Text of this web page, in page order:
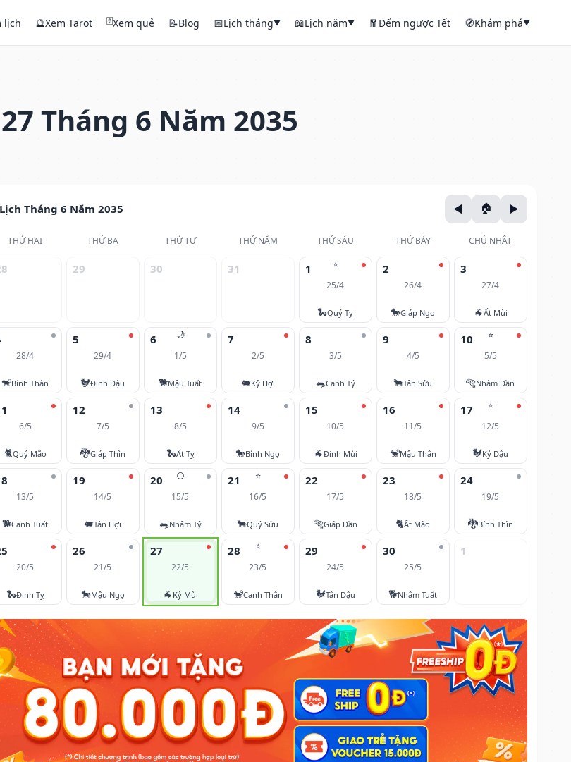
lịch 🔮Xem Tarot 🃏Xem quẻ 📝Blog 📅Lịch tháng▼ 📖Lịch năm▼ 🧧Đếm ngược Tết 🧭Khám phá▼
Tháng 6 Năm 2035
Lịch Tháng 6 Năm 2035
THỨ HAI THỨ BA THỨ TƯ THỨ NĂM THỨ SÁU THỨ BẢY CHỦ NHẬT
29 30 31 ⭐
1
25/4
🐍Quý Tỵ
2
26/4
🐎Giáp Ngọ
3
27/4
🐐Ất Mùi
28/4
🐒Bính Thân
5
29/4
🐓Đinh Dậu
🌙
6
1/5
🐕Mậu Tuất
7
2/5
🐖Kỷ Hợi
8
3/5
🐀Canh Tý
9
4/5
🐂Tân Sửu
⭐
10
5/5
🐅Nhâm Dần
6/5
🐈Quý Mão
12
7/5
🐉Giáp Thìn
13
8/5
🐍Ất Tỵ
14
9/5
🐎Bính Ngọ
15
10/5
🐐Đinh Mùi
16
11/5
🐒Mậu Thân
⭐
17
12/5
🐓Kỷ Dậu
13/5
🐕Canh Tuất
19
14/5
🐖Tân Hợi
🌕
20
15/5
🐀Nhâm Tý
⭐
21
16/5
🐂Quý Sửu
22
17/5
🐅Giáp Dần
23
18/5
🐈Ất Mão
24
19/5
🐉Bính Thìn
20/5
🐍Đinh Tỵ
26
21/5
🐎Mậu Ngọ
27
22/5
🐐 Kỷ Mùi
⭐
28
23/5
🐒Canh Thân
29
24/5
🐓Tân Dậu
30
25/5
🐕Nhâm Tuất
1